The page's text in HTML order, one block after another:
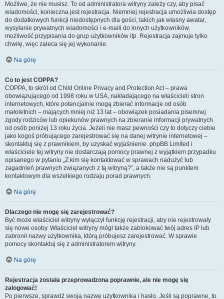
Możliwe, że nie musisz. To od administratora witryny zależy czy, aby pisać
wiadomości, konieczna jest rejestracja. Niemniej rejestracja umożliwia dostęp
do dodatkowych funkcji niedostępnych dla gości, takich jak własny awatar,
wysyłanie prywatnych wiadomości i e-maili do innych użytkowników,
możliwość przypisania do grup użytkowników itp. Rejestracja zajmuje tylko
chwilę, więc zaleca się jej wykonanie.
Na górę
Co to jest COPPA?
COPPA, to skrót od Child Online Privacy and Protection Act – prawa
obowiązującego od 1998 roku w USA, nakładającego na właścicieli stron
internetowych, które potencjalnie mogą zbierać informacje od osób
małoletnich – mających mniej niż 13 lat – obowiązek posiadania pisemnej
zgody rodziców lub opiekunów prawnych na zbieranie informacji prywatnych
od osób poniżej 13 roku życia. Jeżeli nie masz pewności czy to dotyczy ciebie
jako kogoś próbującego zarejestrować się na danej witrynie internetowej –
skontaktuj się z prawnikiem, by uzyskać wyjaśnienie. phpBB Limited i
właściciele tej witryny nie dostarczają pomocy prawnej z wyjątkiem przypadku
opisanego w pytaniu „Z kim się kontaktować w sprawach nadużyć lub
zagadnień prawnych związanych z tą witryną?”, a także nie są punktem
kontaktowym dla wszelkiego rodzaju porad prawnych.
Na górę
Dlaczego nie mogę się zarejestrować?
Być może właściciel witryny wyłączył funkcję rejestracji, aby nie rejestrowały
się nowe osoby. Właściciel witryny mógł także zablokować twój adres IP lub
zabronił nazwy użytkownika, którą próbujesz zarejestrować. W sprawie
pomocy skontaktuj się z administratorem witryny.
Na górę
Rejestracja została przeprowadzona poprawnie, ale nie mogę się
zalogować!
Po pierwsze, sprawdź swoją nazwę użytkownika i hasło. Jeśli są poprawne, to